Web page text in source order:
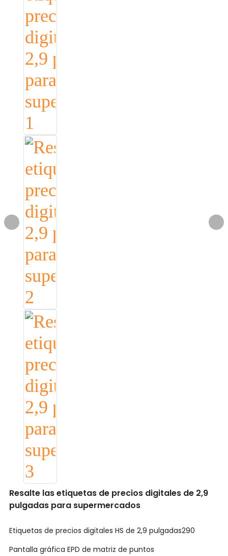
Resalte las etiquetas de precios digitales de 2,9
pulgadas para supermercados
Etiquetas de precios digitales HS de 2,9 pulgadas290
Pantalla gráfica EPD de matriz de puntos